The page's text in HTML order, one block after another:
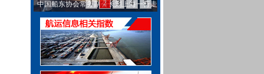
中国船东协会常务副会长刘上海一行走
访工银金融租赁…
1 2 3 4 5